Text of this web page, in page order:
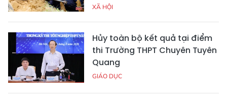
XÃ HỘI
Hủy toàn bộ kết quả tại điểm
thi Trường THPT Chuyên Tuyên
Quang
GIÁO DỤC